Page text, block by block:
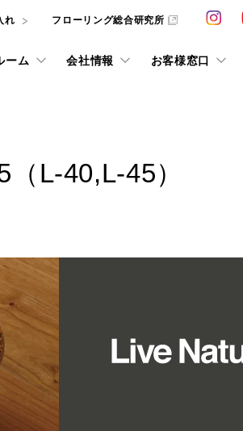
れ フローリング総合研究所
ーム 会社情報 お客様窓口
条件で探すフローリング検索
め、お悩
います。
美樹礼賛
床は大事
グおよびサンプルをご用意しております。
L-40,L-45）